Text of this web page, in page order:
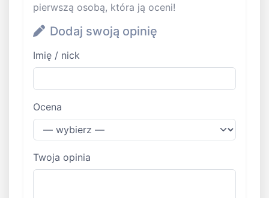
pierwszą osobą, która ją oceni!
Dodaj swoją opinię
Imię / nick
Ocena
Twoja opinia